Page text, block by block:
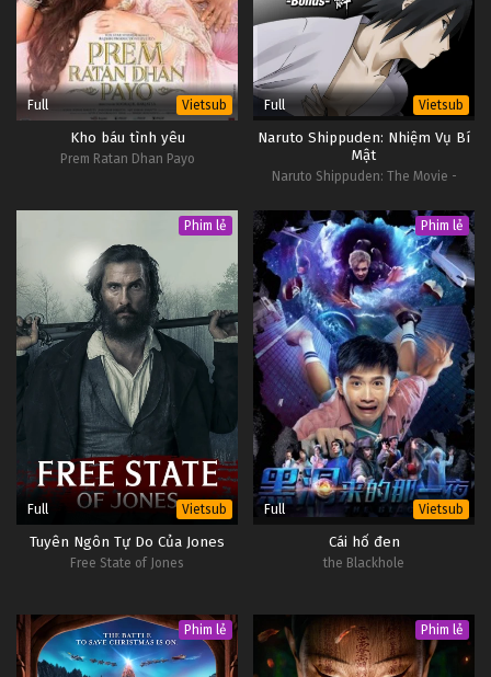
Full Vietsub
Kho báu tình yêu
Prem Ratan Dhan Payo
Full Vietsub
Naruto Shippuden: Nhiệm Vụ Bí
Mật
Naruto Shippuden: The Movie -
Phim lẻ
Full Vietsub
Tuyên Ngôn Tự Do Của Jones
Free State of Jones
Phim lẻ
Full Vietsub
Cái hố đen
the Blackhole
Phim lẻ Phim lẻ